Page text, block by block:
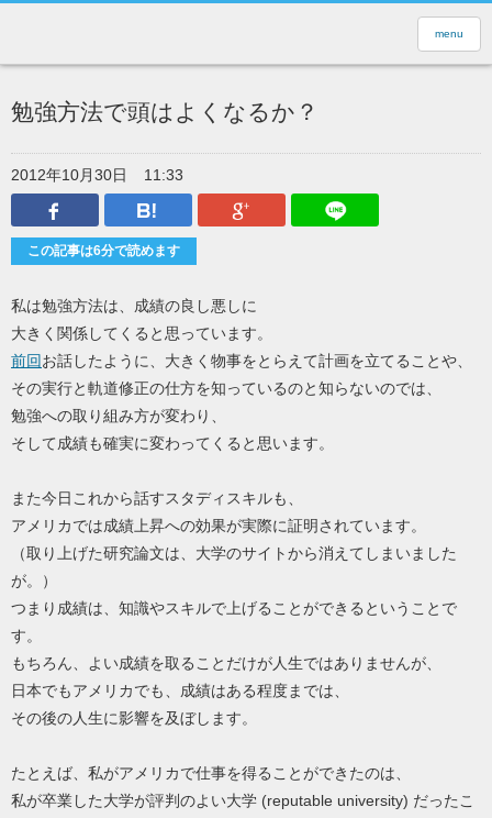
menu
勉強方法で頭はよくなるか？
2012年10月30日
11:33
Facebook
はてなブックマークGoogle Plus
この記事は6分で読めます
私は勉強方法は、成績の良し悪しに
大きく関係してくると思っています。
前回お話したように、大きく物事をとらえて計画を立てることや、
その実行と軌道修正の仕方を知っているのと知らないのでは、
勉強への取り組み方が変わり、
そして成績も確実に変わってくると思います。
また今日これから話すスタディスキルも、
アメリカでは成績上昇への効果が実際に証明されています。
（取り上げた研究論文は、大学のサイトから消えてしまいました
が。）
つまり成績は、知識やスキルで上げることができるということで
す。
もちろん、よい成績を取ることだけが人生ではありませんが、
日本でもアメリカでも、成績はある程度までは、
その後の人生に影響を及ぼします。
たとえば、私がアメリカで仕事を得ることができたのは、
私が卒業した大学が評判のよい大学 (reputable university) だったこ